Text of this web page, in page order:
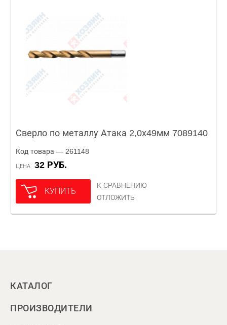
Сверло по металлу Атака 2,0х49мм 7089140
Код товара — 261148
ЦЕНА 32 РУБ.
КУПИТЬ
К СРАВНЕНИЮ
ОТЛОЖИТЬ
КАТАЛОГ
ПРОИЗВОДИТЕЛИ